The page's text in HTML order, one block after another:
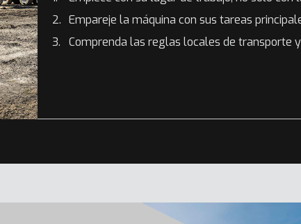
Empareje la máquina con sus tareas
Comprenda las reglas locales de transporte